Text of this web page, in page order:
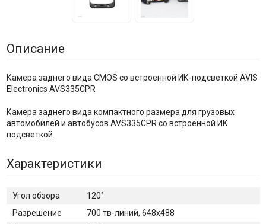
Описание
Камера заднего вида CMOS со встроенной ИК-подсветкой AVIS
Electronics AVS335CPR
Камера заднего вида компактного размера для грузовых
автомобилей и автобусов AVS335CPR со встроенной ИК
подсветкой.
Характеристики
Угол обзора
120°
Разрешение
700 тв-линий, 648х488